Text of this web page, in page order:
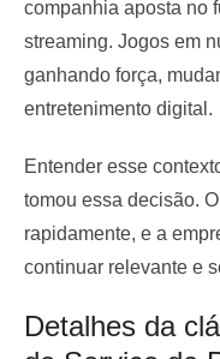
companhia aposta no
streaming. Jogos em
ganhando força,
entretenimento digital.
Entender esse
tomou essa decisão.
rapidamente, e a
continuar relevante e
Detalhes da